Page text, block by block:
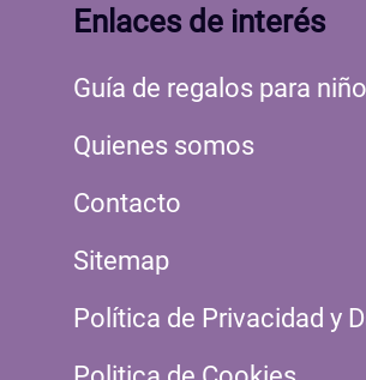
Enlaces de interés
Guía de regalos para
Quienes somos
Contacto
Sitemap
Política de Privacidad y